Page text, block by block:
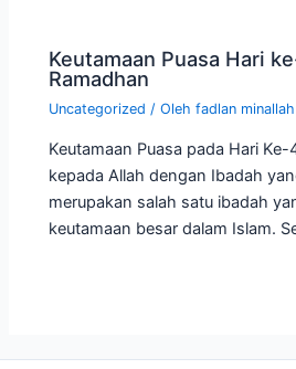
Keutamaan Puasa Hari
Ramadhan
Uncategorized / Olehfadlan minallah
Keutamaan Puasa pada Hari
kepada Allah dengan Ibadah
merupakan salah satu ibadah
keutamaan besar dalam Islam.